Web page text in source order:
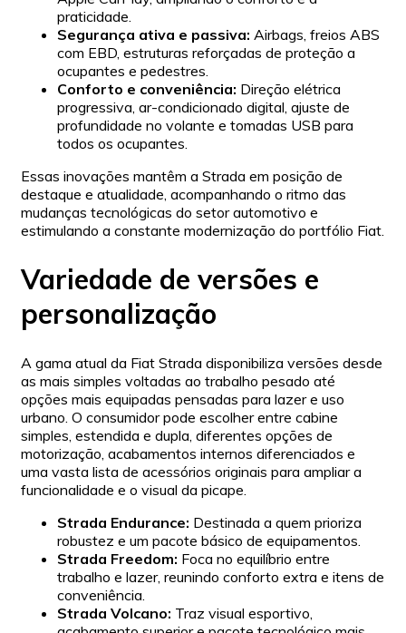
praticidade.
Segurança ativa e passiva: Airbags, freios ABS
com EBD, estruturas reforçadas de proteção a
ocupantes e pedestres.
Conforto e conveniência: Direção elétrica
progressiva, ar-condicionado digital, ajuste de
profundidade no volante e tomadas USB para
todos os ocupantes.
Essas inovações mantêm a Strada em posição de
destaque e atualidade, acompanhando o ritmo das
mudanças tecnológicas do setor automotivo e
estimulando a constante modernização do portfólio Fiat.
Variedade de versões e
personalização
A gama atual da Fiat Strada disponibiliza versões desde
as mais simples voltadas ao trabalho pesado até
opções mais equipadas pensadas para lazer e uso
urbano. O consumidor pode escolher entre cabine
simples, estendida e dupla, diferentes opções de
motorização, acabamentos internos diferenciados e
uma vasta lista de acessórios originais para ampliar a
funcionalidade e o visual da picape.
Strada Endurance: Destinada a quem prioriza
robustez e um pacote básico de equipamentos.
Strada Freedom: Foca no equilíbrio entre
trabalho e lazer, reunindo conforto extra e itens de
conveniência.
Strada Volcano: Traz visual esportivo,